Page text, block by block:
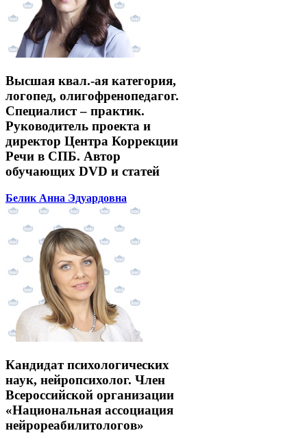
Высшая квал.-ая категория,
логопед, олигофренопедагог.
Специалист – практик.
Руководитель проекта и
директор Центра Коррекции
Речи в СПБ. Автор
обучающих DVD и статей
Белик Анна Эдуардовна
Кандидат психологических
наук, нейропсихолог. Член
Всероссийской организации
«Национальная ассоциация
нейрореабилитологов»